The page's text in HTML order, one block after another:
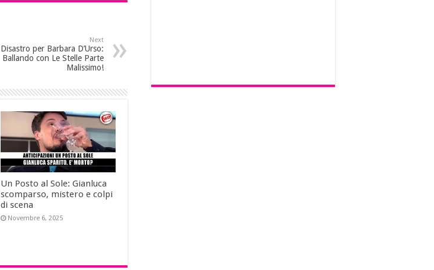
Next
Disastro per Barbara D’Urso:
Ballando con Le Stelle Parte
Malissimo!
Un Posto al Sole: Gianluca
scomparso, mistero e colpi
di scena
Novembre 6, 2025